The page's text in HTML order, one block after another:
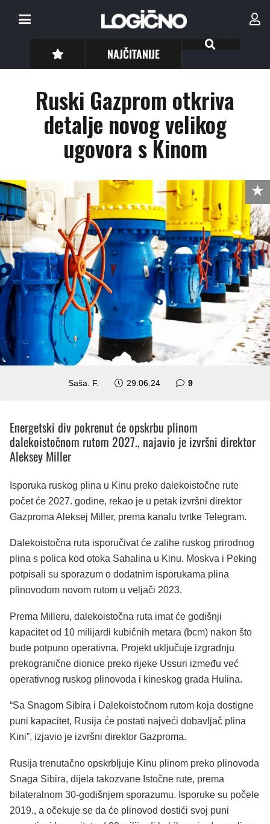
NAJČITANIJE
Ruski Gazprom otkriva
detalje novog velikog
ugovora s Kinom
Saša. F. 29.06.24 9komentara
Energetski div pokrenut će opskrbu plinom
dalekoistočnom rutom 2027., najavio je izvršni direktor
Aleksey Miller
Isporuka ruskog plina u Kinu preko dalekoistočne rute
počet će 2027. godine, rekao je u petak izvršni direktor
Gazproma Aleksej Miller, prema kanalu tvrtke Telegram.
Dalekoistočna ruta isporučivat će zalihe ruskog prirodnog
plina s polica kod otoka Sahalina u Kinu. Moskva i Peking
potpisali su sporazum o dodatnim isporukama plina
plinovodom novom rutom u veljači 2023.
Prema Milleru, dalekoistočna ruta imat će godišnji
kapacitet od 10 milijardi kubičnih metara (bcm) nakon što
bude potpuno operativna. Projekt uključuje izgradnju
prekogranične dionice preko rijeke Ussuri između već
operativnog ruskog plinovoda i kineskog grada Hulina.
“Sa Snagom Sibira i Dalekoistočnom rutom koja dostigne
puni kapacitet, Rusija će postati najveći dobavljač plina
Kini”, izjavio je izvršni direktor Gazproma.
Rusija trenutačno opskrbljuje Kinu plinom preko plinovoda
Snaga Sibira, dijela takozvane Istočne rute, prema
bilateralnom 30-godišnjem sporazumu. Isporuke su počele
2019., a očekuje se da će plinovod dostići svoj puni